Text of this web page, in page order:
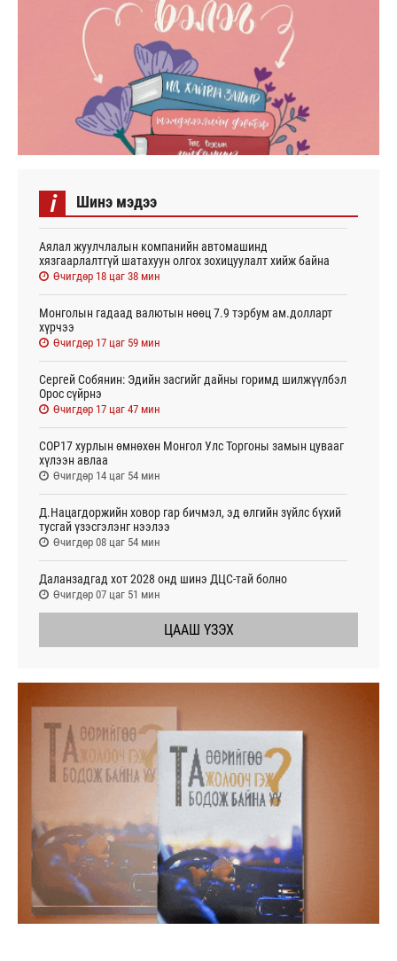
i Шинэ мэдээ
Аялал жуулчлалын компанийн автомашинд
хязгаарлалтгүй шатахуун олгох зохицуулалт хийж байна
Өчигдөр 18 цаг 38 мин
Монголын гадаад валютын нөөц 7.9 тэрбум ам.долларт
хүрчээ
Өчигдөр 17 цаг 59 мин
Сергей Собянин: Эдийн засгийг дайны горимд шилжүүлбэл
Орос сүйрнэ
Өчигдөр 17 цаг 47 мин
COP17 хурлын өмнөхөн Монгол Улс Торгоны замын цувааг
хүлээн авлаа
Өчигдөр 14 цаг 54 мин
Д.Нацагдоржийн ховор гар бичмэл, эд өлгийн зүйлс бүхий
тусгай үзэсгэлэнг нээлээ
Өчигдөр 08 цаг 54 мин
Даланзадгад хот 2028 онд шинэ ДЦС-тай болно
Өчигдөр 07 цаг 51 мин
ЦААШ ҮЗЭХ